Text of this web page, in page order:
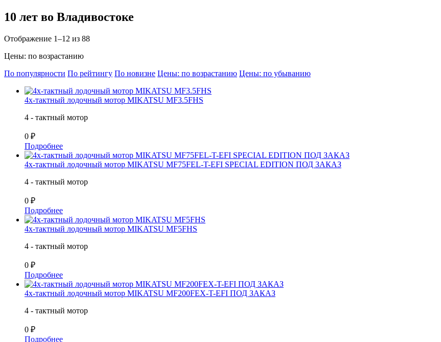
10 лет во Владивостоке
Отображение 1–12 из 88
Цены: по возрастанию
По популярности По рейтингу По новизне Цены: по возрастанию Цены: по убыванию
4х-тактный лодочный мотор MIKATSU MF3.5FHS
4 - тактный мотор
0 ₽
Подробнее
4х-тактный лодочный мотор MIKATSU MF75FEL-T-EFI SPECIAL EDITION ПОД ЗАКАЗ
4 - тактный мотор
0 ₽
Подробнее
4х-тактный лодочный мотор MIKATSU MF5FHS
4 - тактный мотор
0 ₽
Подробнее
4х-тактный лодочный мотор MIKATSU MF200FEX-T-EFI ПОД ЗАКАЗ
4 - тактный мотор
0 ₽
Подробнее